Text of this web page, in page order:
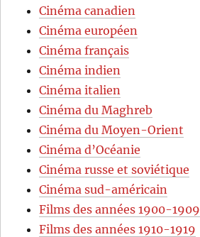
Cinéma canadien
Cinéma européen
Cinéma français
Cinéma indien
Cinéma italien
Cinéma du Maghreb
Cinéma du Moyen-Orient
Cinéma d’Océanie
Cinéma russe et soviétique
Cinéma sud-américain
Films des années 1900-1909
Films des années 1910-1919